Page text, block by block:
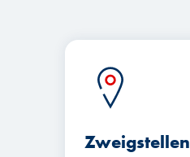
Zweigstellen